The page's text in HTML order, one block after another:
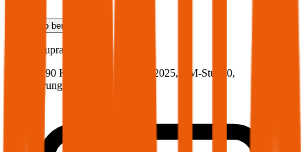
Teilkasko berechnen
Supra, Vollkasko
258 PS/190 KW, benzin, Baujahr 2025, BM-Stufe 0,
Versicherungsnehmer 30 Jahre